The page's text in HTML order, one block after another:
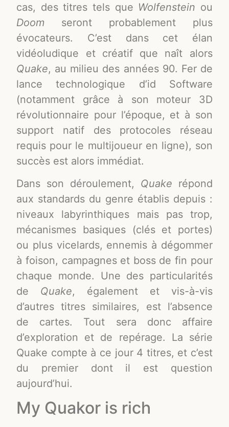
cas, des titres tels que Wolfenstein ou
Doom seront probablement plus
évocateurs. C’est dans cet élan
vidéoludique et créatif que naît alors
Quake, au milieu des années 90. Fer de
lance technologique d’id Software
(notamment grâce à son moteur 3D
révolutionnaire pour l’époque, et à son
support natif des protocoles réseau
requis pour le multijoueur en ligne), son
succès est alors immédiat.
Dans son déroulement, Quake répond
aux standards du genre établis depuis :
niveaux labyrinthiques mais pas trop,
mécanismes basiques (clés et portes)
ou plus vicelards, ennemis à dégommer
à foison, campagnes et boss de fin pour
chaque monde. Une des particularités
de Quake, également et vis-à-vis
d’autres titres similaires, est l’absence
de cartes. Tout sera donc affaire
d’exploration et de repérage. La série
Quake compte à ce jour 4 titres, et c’est
du premier dont il est question
aujourd’hui.
My Quakor is rich